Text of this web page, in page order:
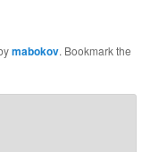
mabokov. Bookmark the